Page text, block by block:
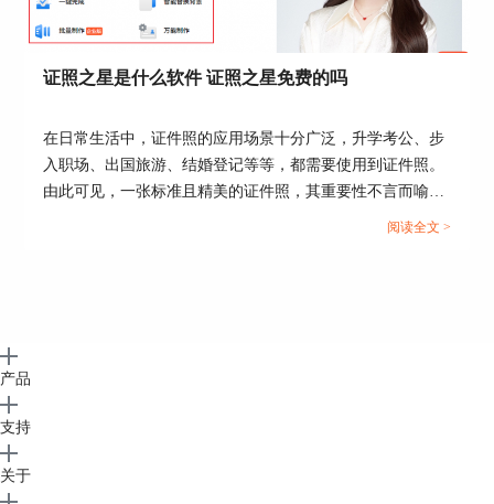
拍摄白底证件照时，除了白色衣服外，一般只要衣
服不是特别艳丽都在选择范围内，但是女士尽量不
要选择裙子，男士不要选择汗衫。
拍摄红底证件照时，除了红色衣服不能选择外，白
色衣服是首选，其次其他颜色的衣服，同样衣服不
拍摄底色相同颜色的衣服，其次衣服不要穿的过于
总结：通过上文所述，小编和大家讲解了证件照一
般要求什么底色，怎么换证件照的底色，同时还分
证照之星是什么软件 证照之星免费的吗
在日常生活中，证件照的应用场景十分广泛，升学考公、步
入职场、出国旅游、结婚登记等等，都需要使用到证件照。
由此可见，一张标准且精美的证件照，其重要性不言而喻。
今天这篇文章就以“证照之星是什么软件，证照之星免费的
阅读全文 >
产品
支持
关于